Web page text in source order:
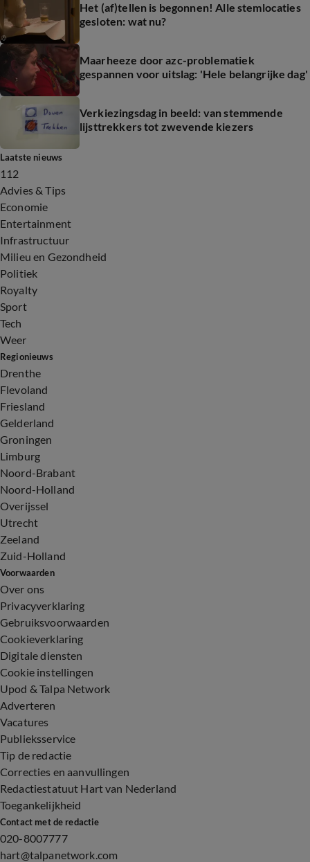
Het (af)tellen is begonnen! Alle stemlocaties
gesloten: wat nu?
Maarheeze door azc-problematiek
gespannen voor uitslag: 'Hele belangrijke dag'
Verkiezingsdag in beeld: van stemmende
lijsttrekkers tot zwevende kiezers
Laatste nieuws
112
Advies & Tips
Economie
Entertainment
Infrastructuur
Milieu en Gezondheid
Politiek
Royalty
Sport
Tech
Weer
Regionieuws
Drenthe
Flevoland
Friesland
Gelderland
Groningen
Limburg
Noord-Brabant
Noord-Holland
Overijssel
Utrecht
Zeeland
Zuid-Holland
Voorwaarden
Over ons
Privacyverklaring
Gebruiksvoorwaarden
Cookieverklaring
Digitale diensten
Cookie instellingen
Upod & Talpa Network
Adverteren
Vacatures
Publieksservice
Tip de redactie
Correcties en aanvullingen
Redactiestatuut Hart van Nederland
Toegankelijkheid
Contact met de redactie
020-8007777
hart@talpanetwork.com